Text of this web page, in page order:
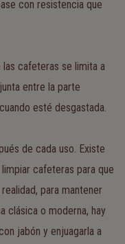
con resistencia que
cafeteras se limita a
entre la parte
esté desgastada.
de cada uso. Existe
cafeteras para que
para mantener
clásica o moderna, hay
jabón y enjuagarla a